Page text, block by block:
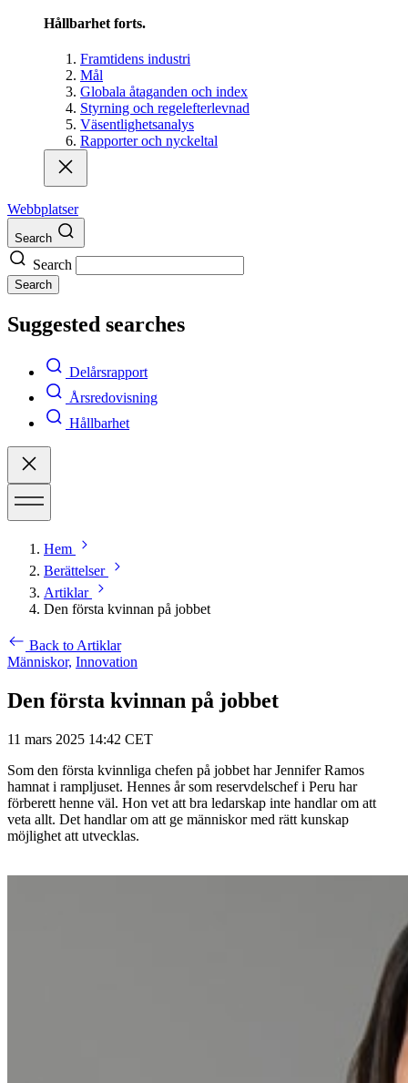
Hållbarhet forts.
Framtidens industri
Mål
Globala åtaganden och index
Styrning och regelefterlevnad
Väsentlighetsanalys
Rapporter och nyckeltal
Webbplatser
Search
Search
Search
Suggested searches
Delårsrapport
Årsredovisning
Hållbarhet
Hem
Berättelser
Artiklar
Den första kvinnan på jobbet
Back to Artiklar
Människor, Innovation
Den första kvinnan på jobbet
11 mars 2025 14:42 CET
Som den första kvinnliga chefen på jobbet har Jennifer Ramos
hamnat i rampljuset. Hennes år som reservdelschef i Peru har
förberett henne väl. Hon vet att bra ledarskap inte handlar om att
veta allt. Det handlar om att ge människor med rätt kunskap
möjlighet att utvecklas.